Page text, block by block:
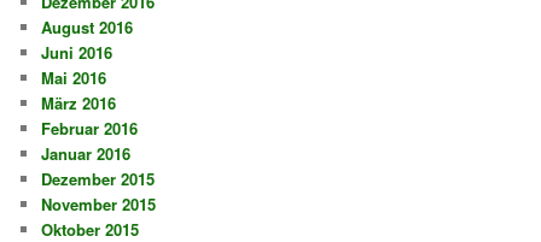
August 2016
Juni 2016
Mai 2016
März 2016
Februar 2016
Januar 2016
Dezember 2015
November 2015
Oktober 2015